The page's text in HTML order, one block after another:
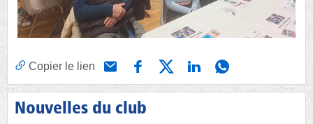
Copier le lien
Nouvelles du club